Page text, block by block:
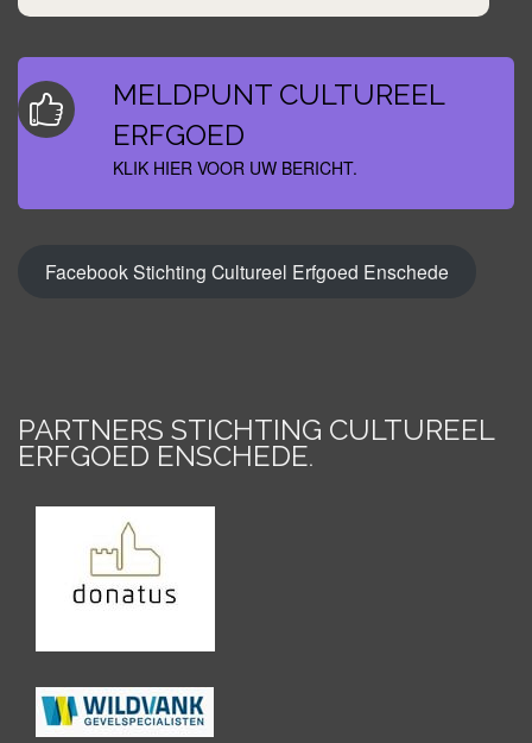
MELDPUNT CULTUREEL
ERFGOED
KLIK HIER VOOR UW BERICHT.
Facebook Stichting Cultureel Erfgoed Enschede
PARTNERS STICHTING CULTUREEL
ERFGOED ENSCHEDE.